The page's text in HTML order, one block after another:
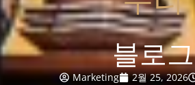
블로그
Marketing 2월 25, 2026